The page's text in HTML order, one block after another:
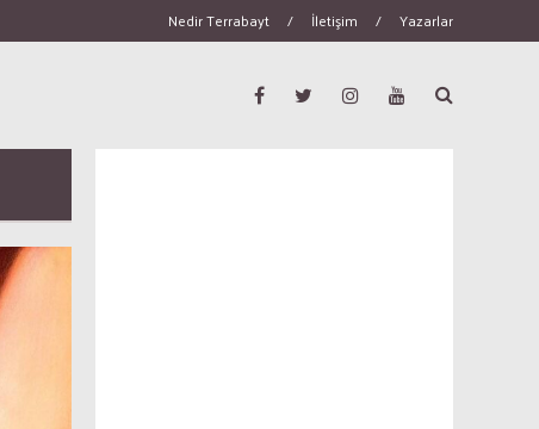
Nedir Terrabayt / İletişim / Yazarlar